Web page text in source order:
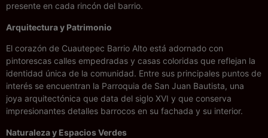
presente en cada rincón del barrio.
Arquitectura y Patrimonio
El corazón de Cuautepec Barrio Alto está adornado con
pintorescas calles empedradas y casas coloridas que reflejan la
identidad única de la comunidad. Entre sus principales puntos de
interés se encuentran la Parroquia de San Juan Bautista, una
joya arquitectónica que data del siglo XVI y que conserva
impresionantes detalles barrocos en su fachada y su interior.
Naturaleza y Espacios Verdes